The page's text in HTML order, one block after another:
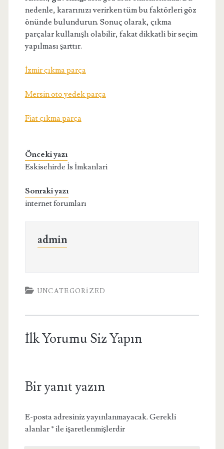
nedenle, kararınızı verirken tüm bu faktörleri göz
önünde bulundurun. Sonuç olarak, çıkma
parçalar kullanışlı olabilir, fakat dikkatli bir seçim
yapılması şarttır.
İzmir çıkma parça
Mersin oto yedek parça
Fiat çıkma parça
Önceki yazı
Eskisehirde İs İmkanlari
Sonraki yazı
internet forumları
admin
UNCATEGORIZED
İlk Yorumu Siz Yapın
Bir yanıt yazın
E-posta adresiniz yayınlanmayacak. Gerekli
alanlar*ile işaretlenmişlerdir